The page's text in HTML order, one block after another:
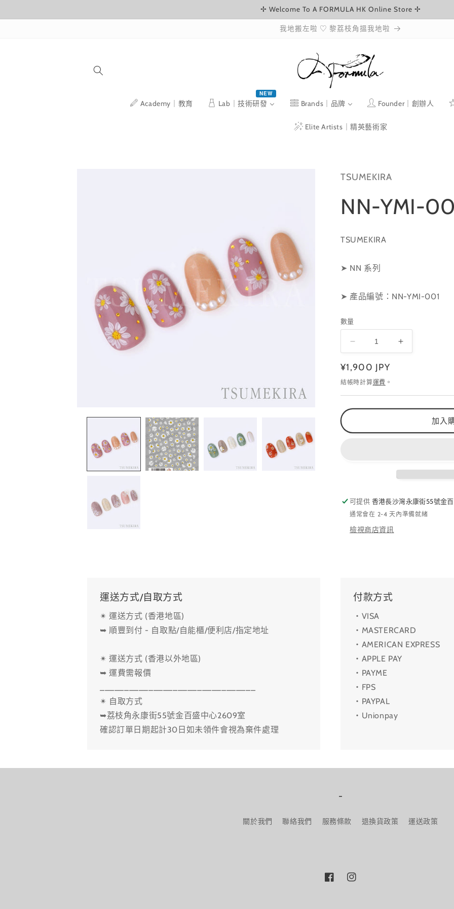
✢ Welcome To A FORMULA HK Online Store ✢
我地搬左啦 ♡ 黎荔枝角搵我地啦
Academy｜教育 Lab｜技術研發
NEW
Brands｜品牌 Founder｜創辦人
Elite Artists｜精英藝術家
TSUMEKIRA
NN-YMI-
TSUMEKIRA
➤ NN 系列
➤ 產品編號：NN-YMI-001
數量
YMI-
001
數
量
減
NN-
YMI-
量
增
定
價
¥1,900 JPY
結帳時計算運費 。
加入
可提供 香港長沙灣永康街55號金
通常會在 2-4 天內準備就緒
檢視商店資訊
運送方式/自取方式
✴ 運送方式 (香港地區)
➥ 順豐到付 - 自取點/自能櫃/便利店/指定地址
✴ 運送方式 (香港以外地區)
➥ 運費需報價
✴ 自取方式
➥荔枝角永康街55號金百盛中心2609室
確認訂單日期起計30日如未領件會視為棄件處理
付款方式
・VISA
・MASTERCARD
・AMERICAN EXPRESS
・APPLE PAY
・PAYME
・FPS
・PAYPAL
・Unionpay
-
關於我們 聯絡我們 服務條款 退換貨政策 運送政策
FacebookInstagram